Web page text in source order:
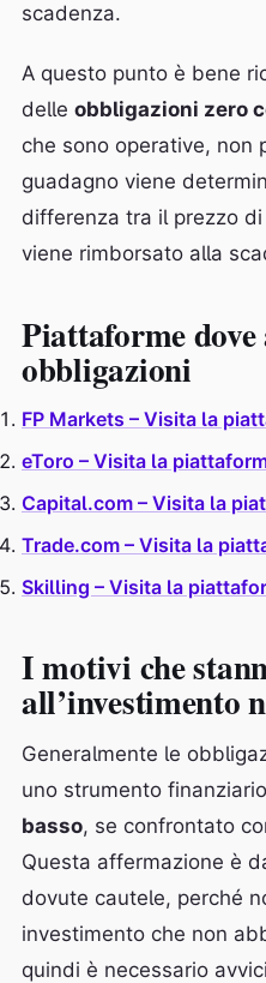
scadenza.
A questo punto è bene
delle obbligazioni zero
che sono operative, non
guadagno viene
differenza tra il prezzo
viene rimborsato alla
Piattaforme
obbligazioni
FP Markets – Visita la
eToro – Visita la
Capital.com – Visita la
Trade.com – Visita la
Skilling – Visita la
I motivi che
all’investimento
Generalmente le
uno strumento
basso, se confrontato
Questa affermazione è
dovute cautele, perché
investimento che non
quindi è necessario